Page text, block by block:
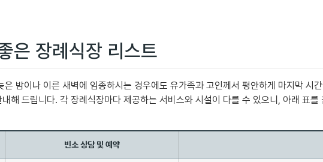
은 장례식장 리스트
밤이나 이른 새벽에 임종하시는 경우에도 유가족과 고인께서 평안하게 마지막
해 드립니다. 각 장례식장마다 제공하는 서비스와 시설이 다를 수 있으니, 아래 표
빈소 상담 및 예약